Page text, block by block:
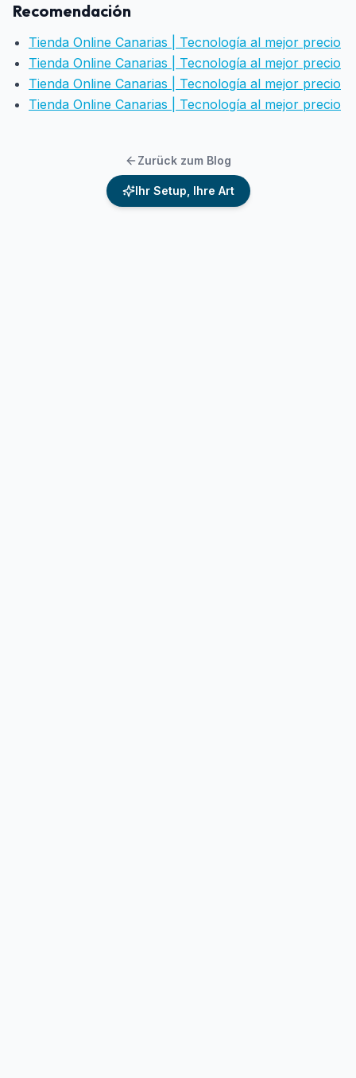
Recomendación
Tienda Online Canarias | Tecnología al mejor precio
Tienda Online Canarias | Tecnología al mejor precio
Tienda Online Canarias | Tecnología al mejor precio
Tienda Online Canarias | Tecnología al mejor precio
Zurück zum Blog
Ihr Setup, Ihre Art